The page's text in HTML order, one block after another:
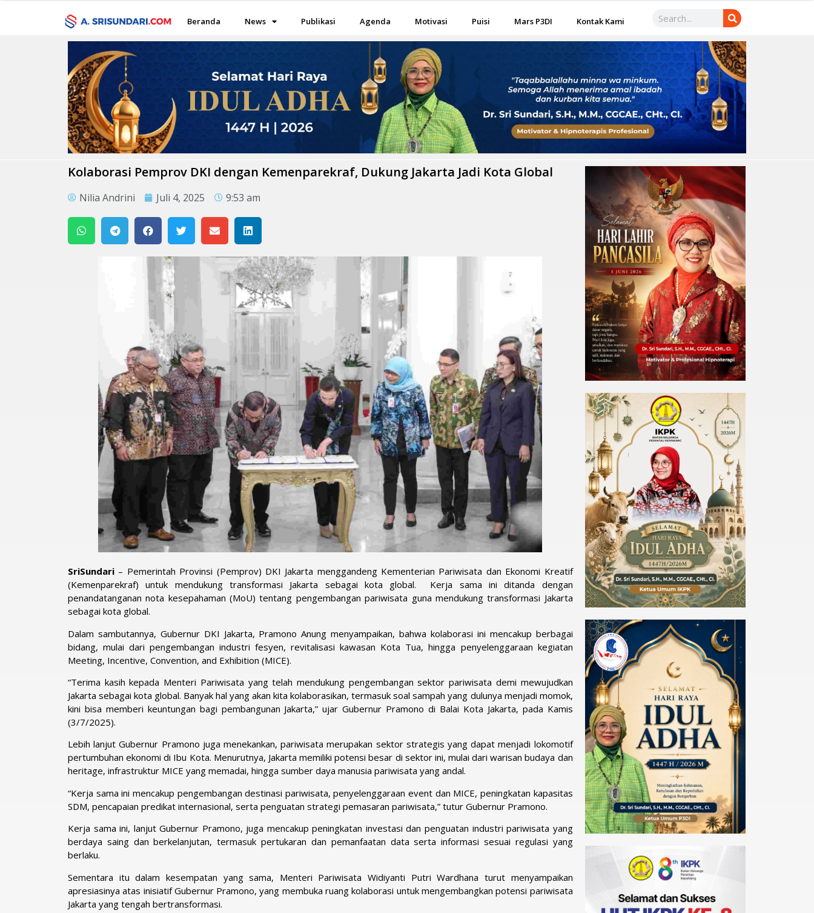
Beranda News Publikasi Agenda Motivasi Puisi Mars P3DI Kontak Kami
Kolaborasi Pemprov DKI dengan Kemenparekraf, Dukung Jakarta Jadi Kota Global
Nilia Andrini Juli 4, 2025 9:53 am
SriSundari – Pemerintah Provinsi (Pemprov) DKI Jakarta menggandeng Kementerian Pariwisata dan Ekonomi Kreatif
(Kemenparekraf) untuk mendukung transformasi Jakarta sebagai kota global. Kerja sama ini ditanda dengan
penandatanganan nota kesepahaman (MoU) tentang pengembangan pariwisata guna mendukung transformasi Jakarta
sebagai kota global.
Dalam sambutannya, Gubernur DKI Jakarta, Pramono Anung menyampaikan, bahwa kolaborasi ini mencakup berbagai
bidang, mulai dari pengembangan industri fesyen, revitalisasi kawasan Kota Tua, hingga penyelenggaraan kegiatan
Meeting, Incentive, Convention, and Exhibition (MICE).
“Terima kasih kepada Menteri Pariwisata yang telah mendukung pengembangan sektor pariwisata demi mewujudkan
Jakarta sebagai kota global. Banyak hal yang akan kita kolaborasikan, termasuk soal sampah yang dulunya menjadi momok,
kini bisa memberi keuntungan bagi pembangunan Jakarta,” ujar Gubernur Pramono di Balai Kota Jakarta, pada Kamis
(3/7/2025).
Lebih lanjut Gubernur Pramono juga menekankan, pariwisata merupakan sektor strategis yang dapat menjadi lokomotif
pertumbuhan ekonomi di Ibu Kota. Menurutnya, Jakarta memiliki potensi besar di sektor ini, mulai dari warisan budaya dan
heritage, infrastruktur MICE yang memadai, hingga sumber daya manusia pariwisata yang andal.
“Kerja sama ini mencakup pengembangan destinasi pariwisata, penyelenggaraan event dan MICE, peningkatan kapasitas
SDM, pencapaian predikat internasional, serta penguatan strategi pemasaran pariwisata,” tutur Gubernur Pramono.
Kerja sama ini, lanjut Gubernur Pramono, juga mencakup peningkatan investasi dan penguatan industri pariwisata yang
berdaya saing dan berkelanjutan, termasuk pertukaran dan pemanfaatan data serta informasi sesuai regulasi yang
berlaku.
Sementara itu dalam kesempatan yang sama, Menteri Pariwisata Widiyanti Putri Wardhana turut menyampaikan
apresiasinya atas inisiatif Gubernur Pramono, yang membuka ruang kolaborasi untuk mengembangkan potensi pariwisata
Jakarta yang tengah bertransformasi.